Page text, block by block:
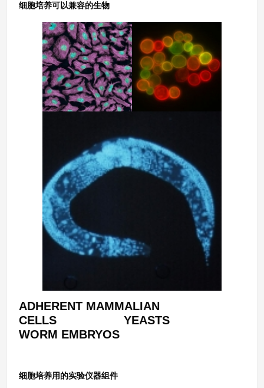
细胞培养可以兼容的生物
ADHERENT MAMMALIAN
CELLS
WORM EMBRYOS
细胞培养用的实验仪器组件